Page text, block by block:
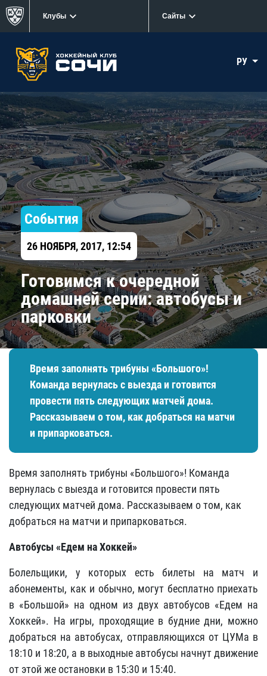
Клубы Сайты
РУ
События
26 НОЯБРЯ, 2017, 12:54
Готовимся к очередной
домашней серии: автобусы и
парковки
​Время заполнять трибуны «Большого»!
Команда вернулась с выезда и готовится
провести пять следующих матчей дома.
Рассказываем о том, как добраться на матчи
и припарковаться.
​Время заполнять трибуны «Большого»! Команда
вернулась с выезда и готовится провести пять
следующих матчей дома. Рассказываем о том, как
добраться на матчи и припарковаться.
Автобусы «Едем на Хоккей»
Болельщики, у которых есть билеты на матч и
абонементы, как и обычно, могут бесплатно приехать
в «Большой» на одном из двух автобусов «Едем на
Хоккей». На игры, проходящие в будние дни, можно
добраться на автобусах, отправляющихся от ЦУМа в
18:10 и 18:20, а в выходные автобусы начнут движение
от этой же остановки в 15:30 и 15:40.